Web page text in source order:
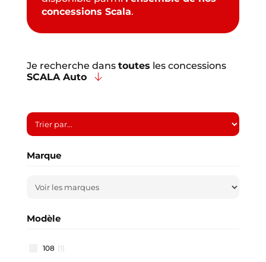
concessions Scala.
Je recherche dans toutes les concessions
SCALA Auto
Marque
Modèle
108 (1)